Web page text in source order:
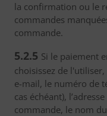
la confirmation ou le
commandes
commande.
5.2.5 Si le paiement
choisissez de
e-mail, le numéro de
cas échéant),
commande, le nom